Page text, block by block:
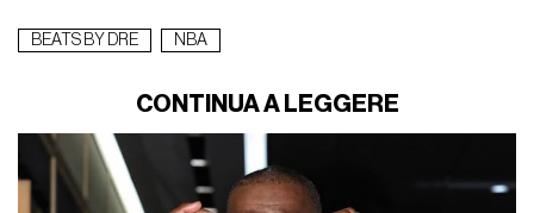
BEATS BY DRE NBA
CONTINUA A LEGGERE